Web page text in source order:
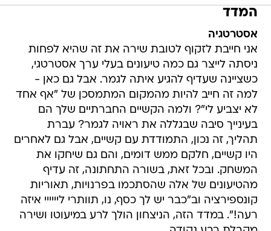
המדד
אסטרטגיה
אני חייבת לזקוף לטובת שירה את זה שהיא לפחות
ניסתה לייצר גם כמה טיעונים בעלי ערך אסטרטגי,
כשציינה שעדיף להגיע איתה לגמר. אבל גם כאן -
למה זה חייב להיות מהמקום המתמסכן של "אף אחד
לא יצביע לי"? ולמה הקשיים החברתיים שלך הם
בעינייך סיבה שבגללה את ראויה לגמר? עברת
תהליך, זה נכון, התמודדת עם קשיים, אבל גם לאחרים
היו קשיים, חלקם ממש דומים, והם גם שיחקו את
המשחק. ובכל זאת, בשורה התחתונה, זה עדיף
מהטיעונים של אלה שהסתכמו בפרנויות, תאוריות
קונספירציה וב"כבר יש לך כסף, נו, תוותרי ליייייי איזה
רעה!". במדד הזה, הניצחון הולך לרע במיעוטו ושירה